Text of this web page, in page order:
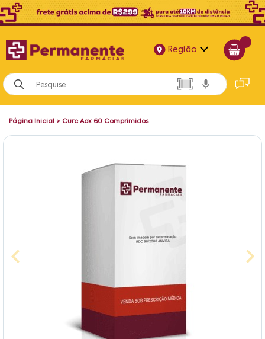
Região
Alagoas
Bahia
Página Inicial > Curc Aox 60 Comprimidos